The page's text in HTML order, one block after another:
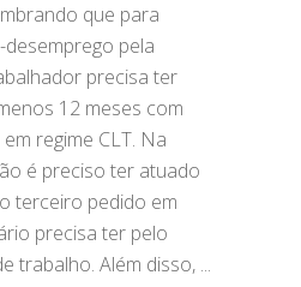
que para
pela
precisa ter
12 meses com
regime CLT. Na
é preciso ter atuado
terceiro pedido em
precisa ter pelo
trabalho. Além disso,